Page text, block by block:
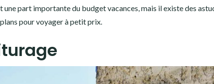
une part importante du budget vacances, mais il existe des
pour voyager à petit prix.